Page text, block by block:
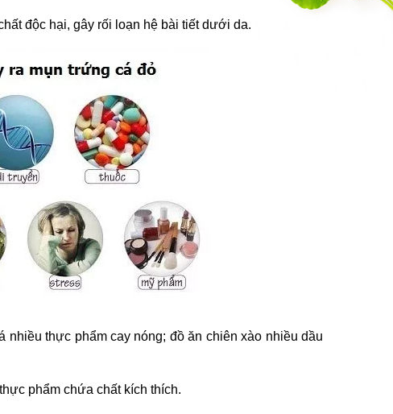
độc hại, gây rối loạn hệ bài tiết dưới da.
thực phẩm cay nóng; đồ ăn chiên xào nhiều dầu
phẩm chứa chất kích thích.